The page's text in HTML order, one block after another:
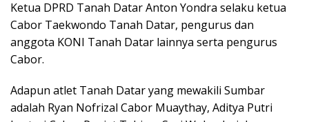
Ketua DPRD Tanah Datar Anton Yondra selaku ketua
Cabor Taekwondo Tanah Datar, pengurus dan
anggota KONI Tanah Datar lainnya serta pengurus
Cabor.
Adapun atlet Tanah Datar yang mewakili Sumbar
adalah Ryan Nofrizal Cabor Muaythay, Aditya Putri